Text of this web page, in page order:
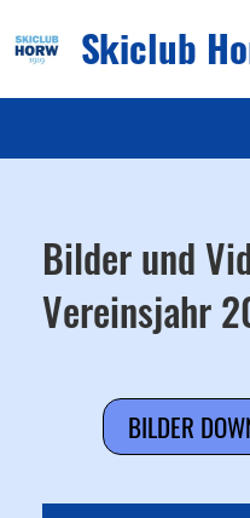
Skiclub
Bilder und
Vereinsjahr
BILDER